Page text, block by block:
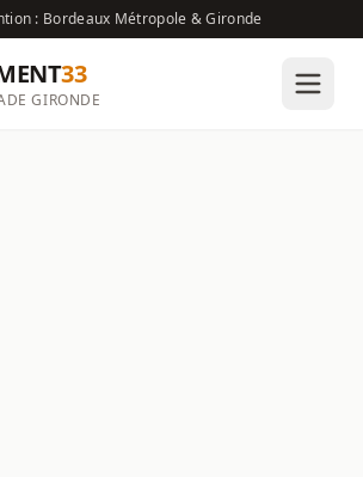
: Bordeaux Métropole & Gironde
33
GIRONDE